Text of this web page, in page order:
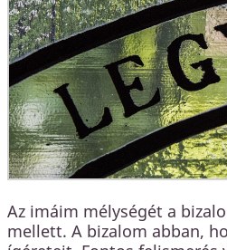
Az imáim mélységét a
mellett. A bizalom abban,